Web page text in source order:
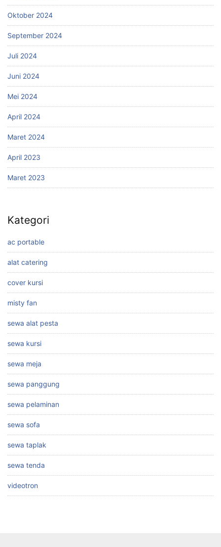
Oktober 2024
September 2024
Juli 2024
Juni 2024
Mei 2024
April 2024
Maret 2024
April 2023
Maret 2023
Kategori
ac portable
alat catering
cover kursi
misty fan
sewa alat pesta
sewa kursi
sewa meja
sewa panggung
sewa pelaminan
sewa sofa
sewa taplak
sewa tenda
videotron